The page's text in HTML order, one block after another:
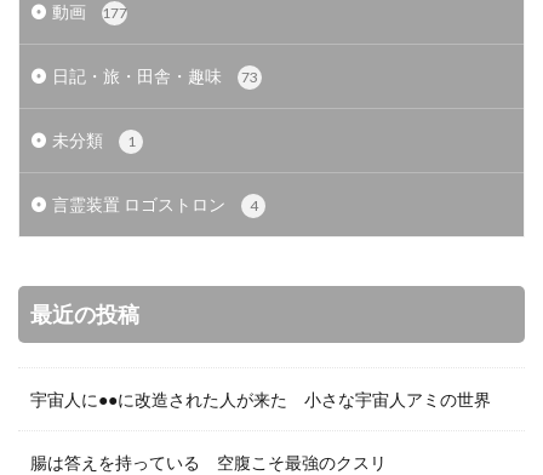
動画 177
日記・旅・田舎・趣味 73
未分類 1
言霊装置 ロゴストロン 4
最近の投稿
宇宙人に●●に改造された人が来た 小さな宇宙人アミの世界
腸は答えを持っている 空腹こそ最強のクスリ